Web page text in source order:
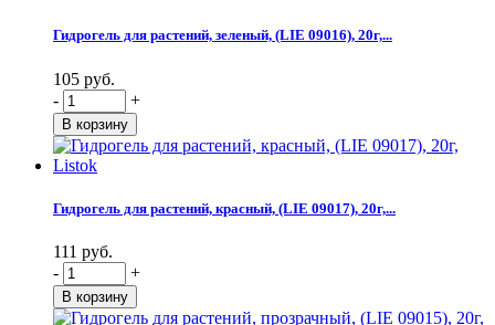
Гидрогель для растений, зеленый, (LIE 09016), 20г,...
105 руб.
-
+
Гидрогель для растений, красный, (LIE 09017), 20г,...
111 руб.
-
+